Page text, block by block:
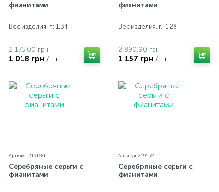
фианитами
Вес изделия, г.: 1,34
2 175.00 грн
1 018 грн /шт.
фианитами
Вес изделия, г.: 1,28
2 890.90 грн
1 157 грн /шт.
Артикул: 2191681
Серебряные серьги с
фианитами
Артикул: 2191551
Серебряные серьги с
фианитами